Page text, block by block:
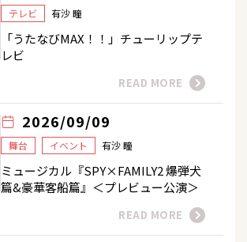
テレビ 有沙 瞳
「うたなびMAX！！」チューリップテ
レビ
READ MORE
2026/09/09
舞台 イベント 有沙 瞳
ミュージカル『SPY×FAMILY2 爆弾犬
篇&豪華客船篇』＜プレビュー公演＞
READ MORE